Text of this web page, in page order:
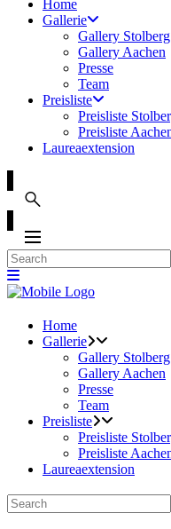
Home
Gallerie
Gallery Stolberg
Gallery Aachen
Presse
Team
Preisliste
Preisliste
Preisliste
Laureaextension
Home
Gallerie
Gallery Stolberg
Gallery Aachen
Presse
Team
Preisliste
Preisliste
Preisliste
Laureaextension